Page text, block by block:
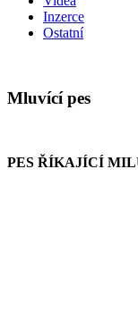
Inzerce
Ostatní
Mluvící pes
PES ŘÍKAJÍCÍ